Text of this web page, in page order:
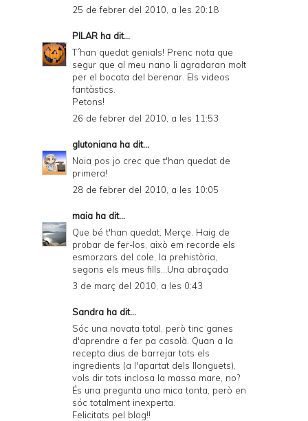
25 de febrer del 2010, a les 20:18
PILAR ha dit...
T´han quedat genials! Prenc nota que
segur que al meu nano li agradaran molt
per el bocata del berenar. Els videos
fantàstics.
Petons!
26 de febrer del 2010, a les 11:53
glutoniana ha dit...
Noia pos jo crec que t'han quedat de
primera!
28 de febrer del 2010, a les 10:05
maia ha dit...
Que bé t'han quedat, Merçe. Haig de
probar de fer-los, això em recorde els
esmorzars del cole, la prehistòria,
segons els meus fills...Una abraçada
3 de març del 2010, a les 0:43
Sandra ha dit...
Sóc una novata total, però tinc ganes
d'aprendre a fer pa casolà. Quan a la
recepta dius de barrejar tots els
ingredients (a l'apartat dels llonguets),
vols dir tots inclosa la massa mare, no?
És una pregunta una mica tonta, però en
sóc totalment inexperta.
Felicitats pel blog!!